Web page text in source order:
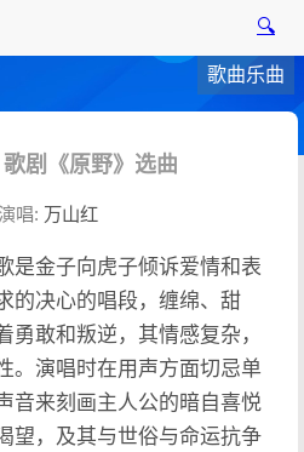
🔍
歌曲乐曲
歌剧《原野》选曲
唱: 万山红
是金子向虎子倾诉爱情和表
的决心的唱段，缠绵、甜
勇敢和叛逆，其情感复杂，
。演唱时在用声方面切忌单
音来刻画主人公的暗自喜悦
望，及其与世俗与命运抗争